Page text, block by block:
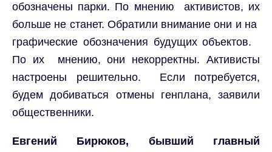
обозначены парки. По мнению
активистов, их
больше не станет. Обратили внимание они и на
графические обозначения будущих объектов.
По их
мнению, они некорректны. Активисты
настроены решительно.
Если потребуется,
будем добиваться отмены генплана, заявили
общественники.
Евгений Бирюков, бывший главный